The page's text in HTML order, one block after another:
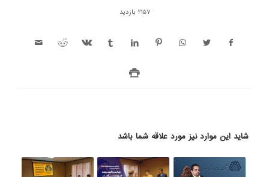
2157 بازدید
شاید این موارد نیز مورد علاقه شما باشد